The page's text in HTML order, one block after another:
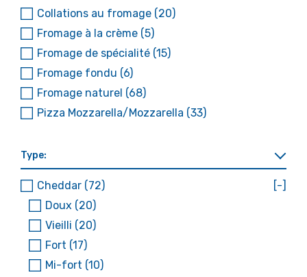
Collations au fromage (20)
Fromage à la crème (5)
Fromage de spécialité (15)
Fromage fondu (6)
Fromage naturel (68)
Pizza Mozzarella/Mozzarella (33)
Type:
Cheddar (72)
[-]
Doux (20)
Vieilli (20)
Fort (17)
Mi-fort (10)